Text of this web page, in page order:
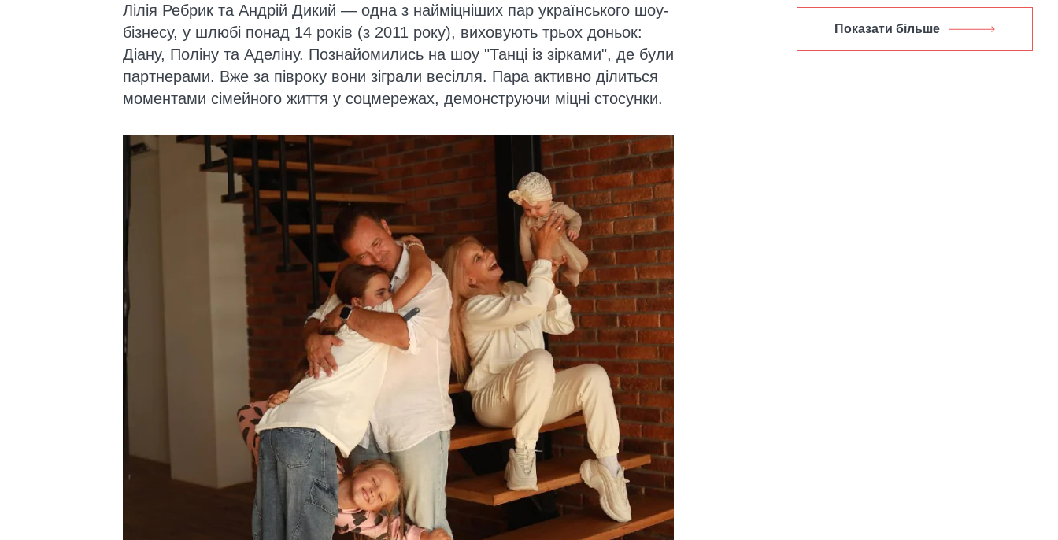
Лілія Ребрик та Андрій Дикий — одна з найміцніших пар українського шоу-
бізнесу, у шлюбі понад 14 років (з 2011 року), виховують трьох доньок:
Діану, Поліну та Аделіну. Познайомились на шоу "Танці із зірками", де були
партнерами. Вже за півроку вони зіграли весілля. Пара активно ділиться
моментами сімейного життя у соцмережах, демонструючи міцні стосунки.
Показати більше